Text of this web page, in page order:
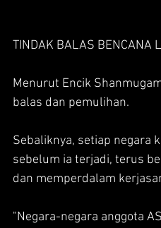
TINDAK BALAS BENCANA
Menurut Encik
balas dan pemulihan.
Sebaliknya, setiap negara
sebelum ia terjadi, terus
dan memperdalam
"Negara-negara anggota